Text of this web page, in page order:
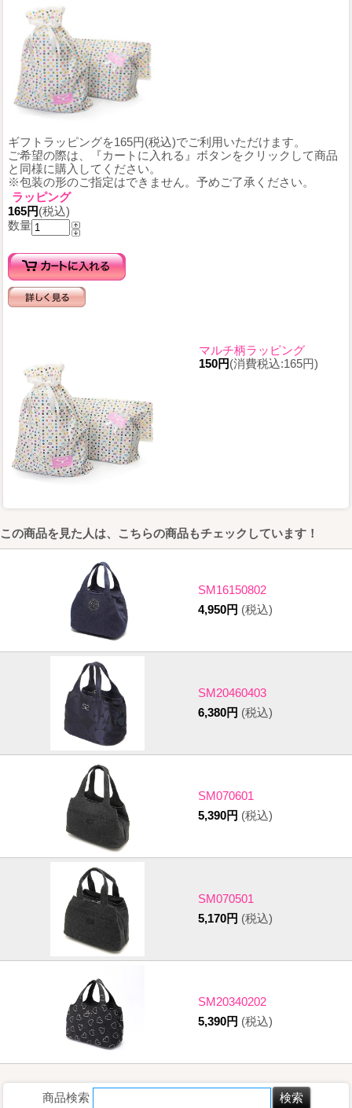
ギフトラッピングを165円(税込)でご利用いただけます。
ご希望の際は、『カートに入れる』ボタンをクリックして商品
と同様に購入してください。
※包装の形のご指定はできません。予めご了承ください。
ラッピング
165円(税込)
数量
マルチ柄ラッピング
150円(消費税込:165円)
この商品を見た人は、こちらの商品もチェックしています！
SM16150802
4,950円 (税込)
SM20460403
6,380円 (税込)
SM070601
5,390円 (税込)
SM070501
5,170円 (税込)
SM20340202
5,390円 (税込)
商品検索